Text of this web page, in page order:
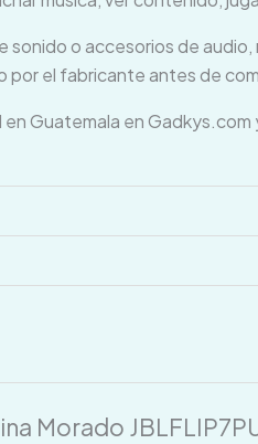
sonido o accesorios de
el fabricante antes de
en Guatemala en
Morado